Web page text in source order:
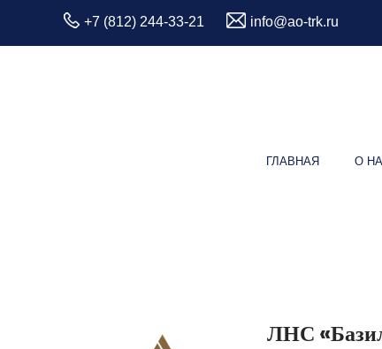
+7 (812) 244-33-21 info@ao-trk.ru
ГЛАВНАЯ О
ЛНС